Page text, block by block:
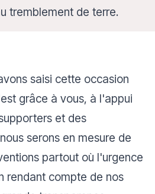
tremblement de terre.
saisi cette occasion
grâce à vous, à l'appui
et des
serons en mesure de
partout où l'urgence
rendant compte de nos